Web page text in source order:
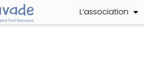
L’association